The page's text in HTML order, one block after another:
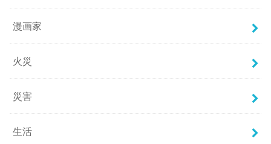
漫画家
火災
災害
生活